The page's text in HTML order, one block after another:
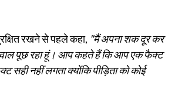
रखने से पहले कहा, "मैं अपना शक दूर कर
पूछ रहा हूं। आप कहते हैं कि आप एक फैक्ट
सही नहीं लगता क्योंकि पीड़िता को कोई